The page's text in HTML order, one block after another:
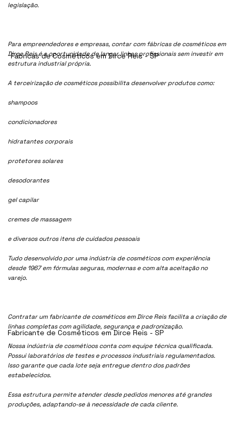
legislação.
Para empreendedores e empresas, contar com fábricas de cosméticos em
Dirce Reis é a oportunidade de lançar linhas profissionais sem investir em
estrutura industrial própria.
A terceirização de cosméticos possibilita desenvolver produtos como:
shampoos
condicionadores
hidratantes corporais
protetores solares
desodorantes
gel capilar
cremes de massagem
e diversos outros itens de cuidados pessoais
Tudo desenvolvido por uma indústria de cosméticos com experiência
desde 1967 em fórmulas seguras, modernas e com alta aceitação no
varejo.
Contratar um fabricante de cosméticos em Dirce Reis facilita a criação de
linhas completas com agilidade, segurança e padronização.
Nossa indústria de cosmétioos conta com equipe técnica qualificada.
Possui laboratórios de testes e processos industriais regulamentados.
Isso garante que cada lote seja entregue dentro dos padrões
estabelecidos.
Essa estrutura permite atender desde pedidos menores até grandes
produções, adaptando-se à necessidade de cada cliente.
Fábricas de Cosméticos em Dirce Reis - SP
Fabricante de Cosméticos em Dirce Reis - SP